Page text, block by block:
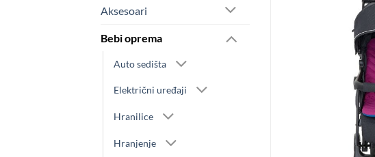
Aksesoari
Bebi oprema
Auto sedišta
Električni uređaji
Hranilice
Hranjenje